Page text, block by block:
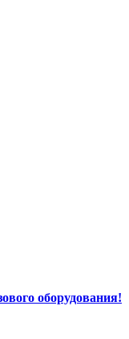
оборудования!